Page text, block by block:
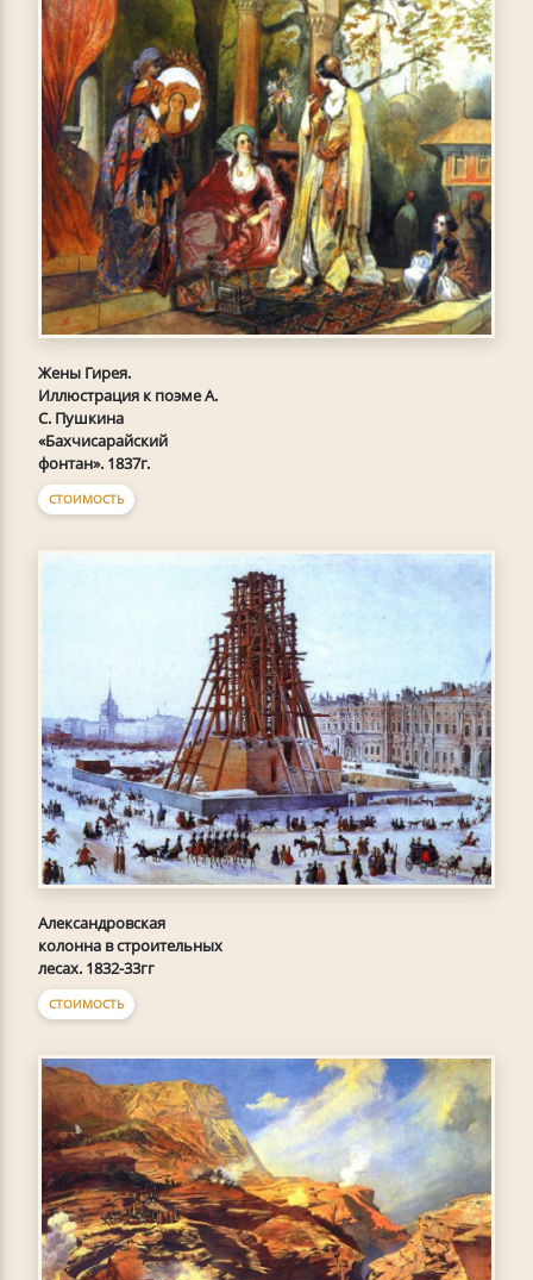
Жены Гирея.
Иллюстрация к поэме А.
С. Пушкина
«Бахчисарайский
фонтан». 1837г.
СТОИМОСТЬ
Александровская
колонна в строительных
лесах. 1832-33гг
СТОИМОСТЬ